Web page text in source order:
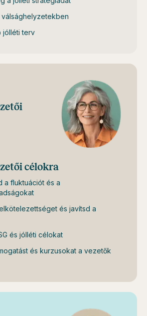
válsághelyzetekben
jólléti terv
célokra
a fluktuációt és a
és javítsd a
és jólléti célokat
és kurzusokat a vezetők